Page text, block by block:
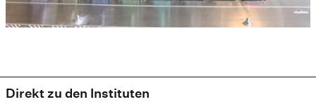
Direkt zu den Instituten